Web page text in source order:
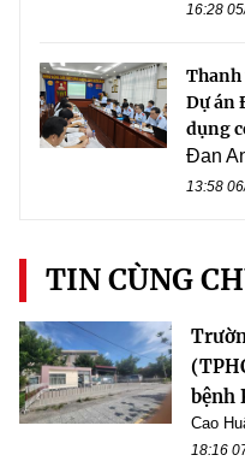
16:28
Dự án
dụng
Đan
13:58
TIN CÙNG
bệnh
Cao
18:16